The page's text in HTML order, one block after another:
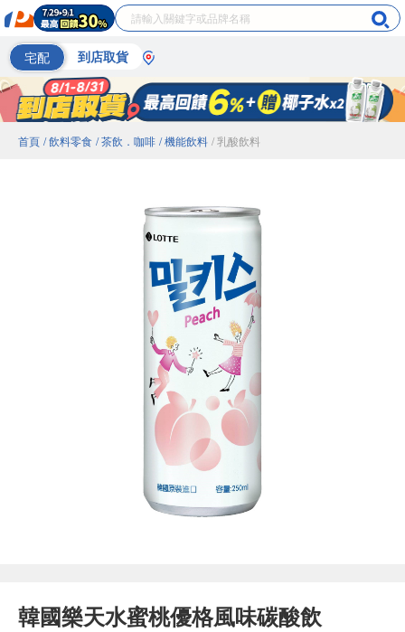
宅配 到店取貨
首頁 / 飲料零食 / 茶飲．咖啡 / 機能飲料 / 乳酸飲料
韓國樂天水蜜桃優格風味碳酸飲